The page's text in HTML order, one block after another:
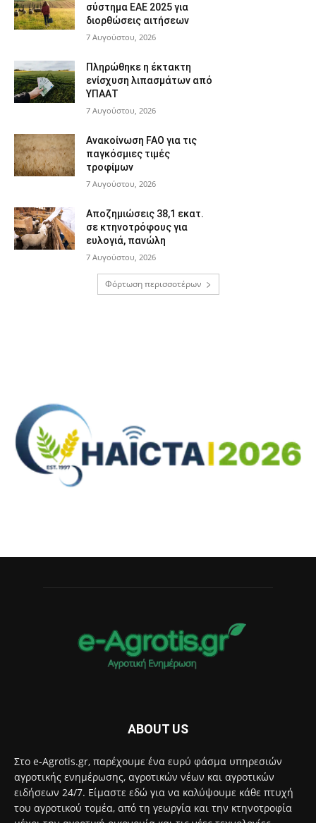
σύστημα ΕΑΕ 2025 για
διορθώσεις αιτήσεων
7 Αυγούστου, 2026
Πληρώθηκε η έκτακτη
ενίσχυση λιπασμάτων από
ΥΠΑΑΤ
7 Αυγούστου, 2026
Ανακοίνωση FAO για τις
παγκόσμιες τιμές
τροφίμων
7 Αυγούστου, 2026
Αποζημιώσεις 38,1 εκατ.
σε κτηνοτρόφους για
ευλογιά, πανώλη
7 Αυγούστου, 2026
Φόρτωση περισσοτέρων
ABOUT US
Στο e-Agrotis.gr, παρέχουμε ένα ευρύ φάσμα υπηρεσιών
αγροτικής ενημέρωσης, αγροτικών νέων και αγροτικών
ειδήσεων 24/7. Είμαστε εδώ για να καλύψουμε κάθε πτυχή
του αγροτικού τομέα, από τη γεωργία και την κτηνοτροφία